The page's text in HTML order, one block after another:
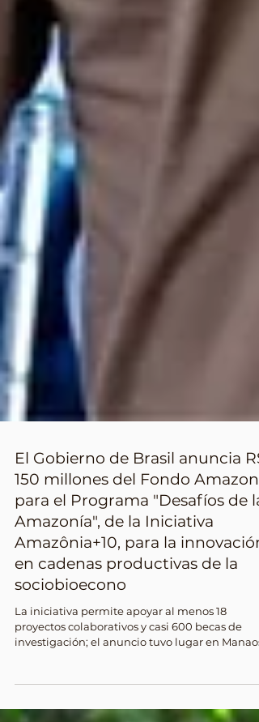
El Gobierno de Brasil anuncia R$
150 millones del Fondo
para el Programa "Desafíos de la
Amazonía", de la Iniciativa
Amazônia+10, para la innovación
en cadenas productivas de la
sociobioecono
La iniciativa permite apoyar al menos 18
presidente Lula El Gobierno de Brasil anunció